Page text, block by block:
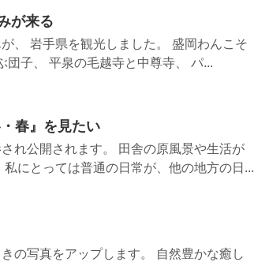
が来る
、 岩手県を観光しました。 盛岡わんこそ
団子、 平泉の毛越寺と中尊寺、 パ...
春』を見たい
れ公開されます。 田舎の原風景や生活が
にとっては普通の日常が、他の地方の日...
の写真をアップします。 自然豊かな癒し